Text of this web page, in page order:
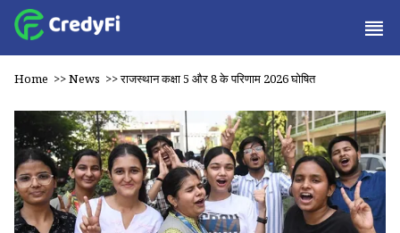
Home >>News >>राजस्थान कक्षा 5 और 8 के परिणाम 2026 घोषित